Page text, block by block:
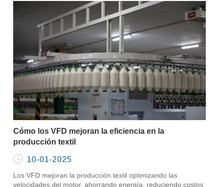
Cómo los VFD mejoran la eficiencia en la
producción textil
 10-01-2025
Los VFD mejoran la producción textil optimizando las
velocidades del motor, ahorrando energía, reduciendo costos